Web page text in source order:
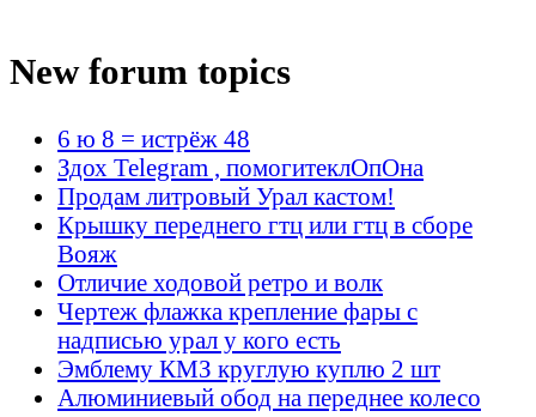
New forum topics
6 ю 8 = истрёж 48
Здох Telegram , помогитеклОпОна
Продам литровый Урал кастом!
Крышку переднего гтц или гтц в сборе
Вояж
Отличие ходовой ретро и волк
Чертеж флажка крепление фары с
надписью урал у кого есть
Эмблему КМЗ круглую куплю 2 шт
Алюминиевый обод на переднее колесо